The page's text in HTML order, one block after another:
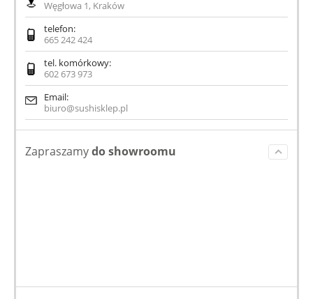
Węgłowa 1, Kraków
telefon:
665 242 424
tel. komórkowy:
602 673 973
Email:
biuro@sushisklep.pl
Zapraszamydo showroomu